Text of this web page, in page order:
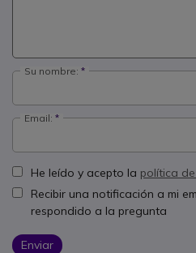
Su nombre:
Email:
He leído y acepto la política
Recibir una notificación a mi
respondido a la pregunta
Enviar